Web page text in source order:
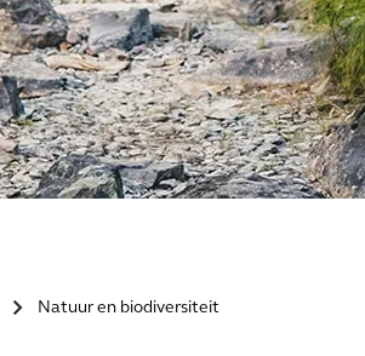
> Natuur en biodiversiteit